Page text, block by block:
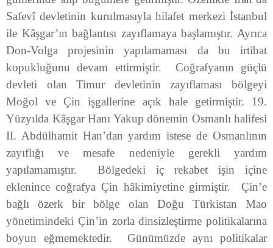
Safevî devletinin kurulmasıyla hilafet merkezi İstanbul
ile Kâşgar’ın bağlantısı zayıflamaya başlamıştır. Ayrıca
Don-Volga projesinin yapılamaması da bu irtibat
kopukluğunu devam ettirmiştir. Coğrafyanın güçlü
devleti olan Timur devletinin zayıflaması bölgeyi
Moğol ve Çin işgallerine açık hale getirmiştir. 19.
Yüzyılda Kâşgar Hanı Yakup dönemin Osmanlı halifesi
II. Abdülhamit Han’dan yardım istese de Osmanlının
zayıflığı ve mesafe nedeniyle gerekli yardım
yapılamamıştır. Bölgedeki iç rekabet işin içine
eklenince coğrafya Çin hâkimiyetine girmiştir. Çin’e
bağlı özerk bir bölge olan Doğu Türkistan Mao
yönetimindeki Çin’in zorla dinsizleştirme politikalarına
boyun eğmemektedir. Günümüzde aynı politikalar